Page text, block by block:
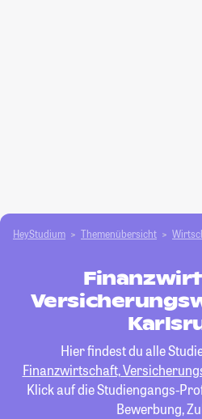
HeyStudium Themenübersicht
Hier findest du alle
Finanzwirtschaft,
Klick auf die Studiengangs-
Bewerbung,